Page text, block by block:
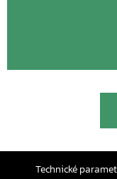
Technické